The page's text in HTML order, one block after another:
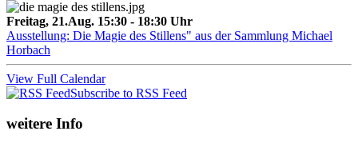
Freitag, 21.Aug. 15:30 - 18:30 Uhr
Ausstellung: Die Magie des Stillens" aus der Sammlung Michael
Horbach
View Full Calendar
Subscribe to RSS Feed
weitere Info